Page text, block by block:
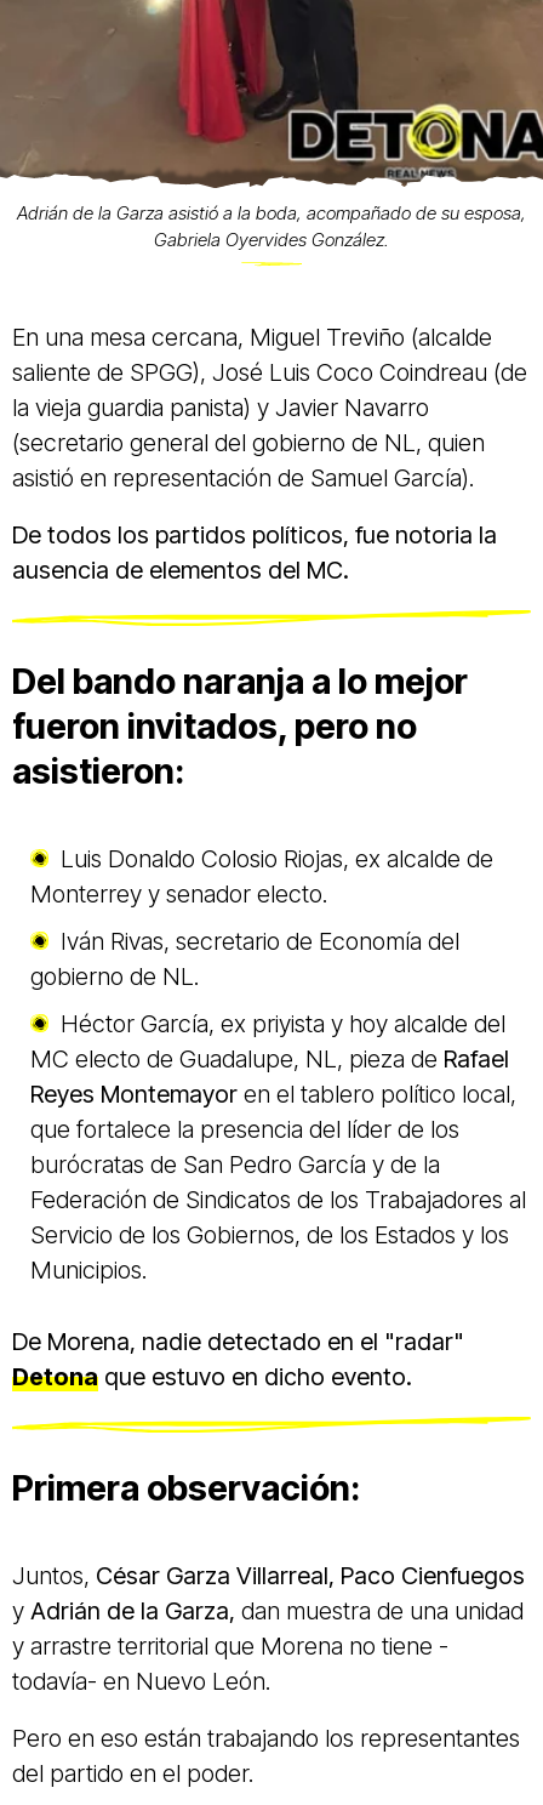
Adrián de la Garza asistió a la boda, acompañado de su esposa,
Gabriela Oyervides González.
En una mesa cercana, Miguel Treviño (alcalde
saliente de SPGG), José Luis Coco Coindreau (de
la vieja guardia panista) y Javier Navarro
(secretario general del gobierno de NL, quien
asistió en representación de Samuel García).
De todos los partidos políticos, fue notoria la
ausencia de elementos del MC.
Del bando naranja a lo mejor
fueron invitados, pero no
asistieron:
Luis Donaldo Colosio Riojas, ex alcalde de
Monterrey y senador electo.
Iván Rivas, secretario de Economía del
gobierno de NL.
Héctor García, ex priyista y hoy alcalde del
MC electo de Guadalupe, NL, pieza de Rafael
Reyes Montemayor en el tablero político local,
que fortalece la presencia del líder de los
burócratas de San Pedro García y de la
Federación de Sindicatos de los Trabajadores al
Servicio de los Gobiernos, de los Estados y los
Municipios.
De Morena, nadie detectado en el "radar"
Detona que estuvo en dicho evento.
Primera observación:
Juntos, César Garza Villarreal, Paco Cienfuegos
y Adrián de la Garza, dan muestra de una unidad
y arrastre territorial que Morena no tiene -
todavía- en Nuevo León.
Pero en eso están trabajando los representantes
del partido en el poder.